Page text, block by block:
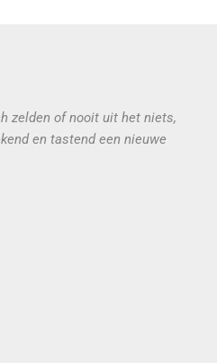
zelden of nooit uit het niets,
en tastend een nieuwe